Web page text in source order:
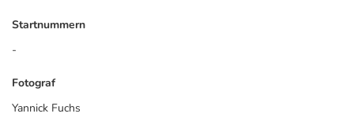
Startnummern
-
Fotograf
Yannick Fuchs